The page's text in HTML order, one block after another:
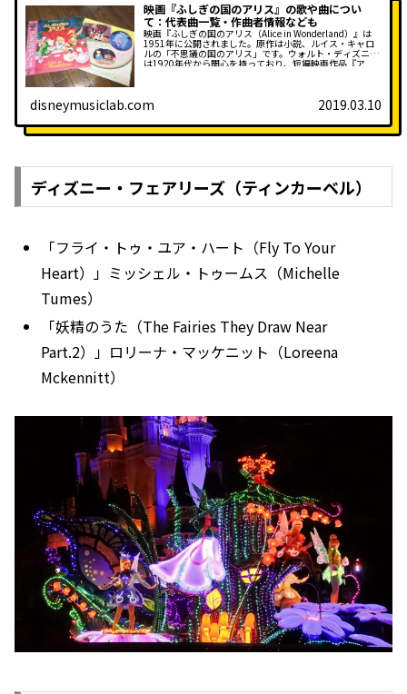
映画『ふしぎの国のアリス』の歌や曲につい
て：代表曲一覧・作曲者情報なども
映画『ふしぎの国のアリス（Alice in Wonderland）』は
1951年に公開されました。原作は小説、ルイス・キャロ
ルの「不思議の国のアリス」です。ウォルト・ディズニー
は1920年代から関心を持っており、短編映画作品『ア
disneymusiclab.com 2019.03.10
ディズニー・フェアリーズ（ティンカーベル）
「フライ・トゥ・ユア・ハート（Fly To Your
Heart）」ミッシェル・トゥームス（Michelle
Tumes）
「妖精のうた（The Fairies They Draw Near
Part.2）」ロリーナ・マッケニット（Loreena
Mckennitt）